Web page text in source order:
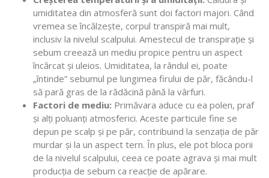
umiditatea din atmosferă sunt doi factori majori. Când
vremea se încălzește, corpul transpiră mai mult,
inclusiv la nivelul scalpului. Amestecul de transpirație și
sebum creează un mediu propice pentru un aspect
încărcat și uleios. Umiditatea, la rândul ei, poate
„întinde” sebumul pe lungimea firului de păr, făcându-l
să pară gras de la rădăcină până la vârfuri.
Factori de mediu: Primăvara aduce cu ea polen, praf
și alți poluanți atmosferici. Aceste particule fine se
depun pe scalp și pe păr, contribuind la senzația de păr
murdar și la un aspect tern. În plus, ele pot bloca porii
de la nivelul scalpului, ceea ce poate agrava și mai mult
producția de sebum ca reacție de apărare.